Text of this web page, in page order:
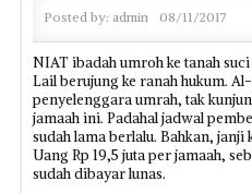
Posted by: admin 08/11/2017
NIAT ibadah umroh ke tanah
Lail berujung ke ranah hukum.
penyelenggara umrah, tak
jamaah ini. Padahal jadwal
sudah lama berlalu. Bahkan,
Uang Rp 19,5 juta per jamaah,
sudah dibayar lunas.